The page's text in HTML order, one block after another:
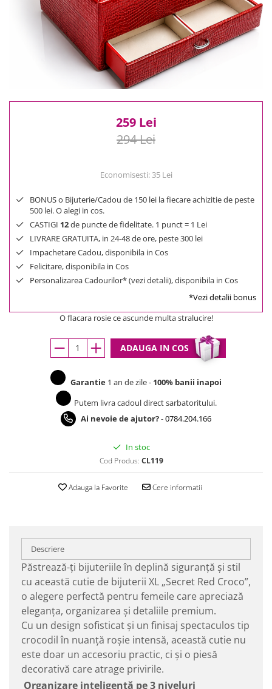
100 Lei - 200 Lei
200 Lei - 300 Lei
300 Lei - 500 Lei
500 Lei - 1000 Lei
259 Lei
294 Lei
Economisesti:35 Lei
BONUS o Bijuterie/Cadou de 150 lei la fiecare achizitie de peste
500 lei. O alegi in cos.
CASTIGI 12de puncte de fidelitate. 1 punct = 1 Lei
LIVRARE GRATUITA, in 24-48 de ore, peste 300 lei
Impachetare Cadou, disponibila in Cos
Felicitare, disponibila in Cos
Personalizarea Cadourilor* (vezi detalii), disponibila in Cos
*Vezi detalii bonus
O flacara rosie ce ascunde multa stralucire!
ADAUGA IN COS
Garantie 1 an de zile - 100% banii inapoi
Putem livra cadoul direct sarbatoritului.
Ai nevoie de ajutor?-0784.204.166
In stoc
Cod Produs: CL119
Adauga la Favorite Cere informatii
Descriere
Păstrează-ți bijuteriile în deplină siguranță și stil
cu această cutie de bijuterii XL „Secret Red Croco”,
o alegere perfectă pentru femeile care apreciază
eleganța, organizarea și detaliile premium.
Cu un design sofisticat și un finisaj spectaculos tip
crocodil în nuanță roșie intensă, această cutie nu
este doar un accesoriu practic, ci și o piesă
decorativă care atrage privirile.
Organizare inteligentă pe 3 niveluri